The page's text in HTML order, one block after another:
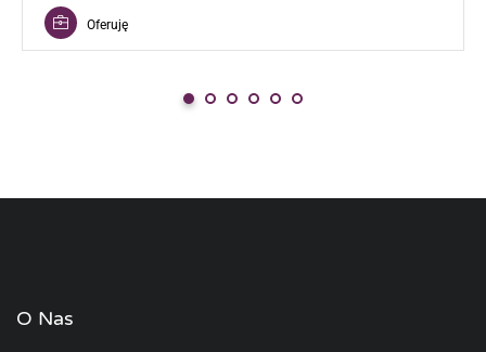
Oferuję
O Nas